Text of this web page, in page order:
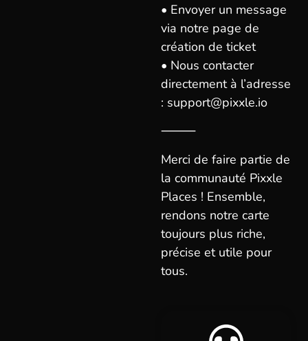
• Envoyer un message
via notre page de
création de ticket
• Nous contacter
directement à l’adresse
: support@pixxle.io
⸻
Merci de faire partie de
la communauté Pixxle
Places ! Ensemble,
rendons notre carte
toujours plus riche,
précise et utile pour
tous.